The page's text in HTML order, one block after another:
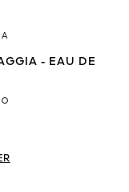
- EAU DE